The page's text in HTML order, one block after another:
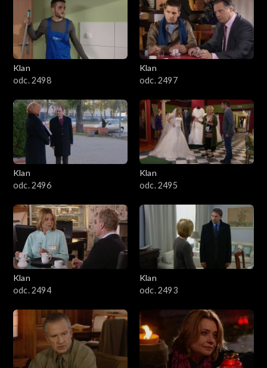
4201–4300
4101–4200
3901–4000
3801–3900
3701–3800
3601–3700
3501–3600
3401–3500
3201–3300
3101–3200
Klan
odc. 2498
Klan
odc. 2497
Klan
odc. 2496
Klan
odc. 2495
Klan
odc. 2494
Klan
odc. 2493